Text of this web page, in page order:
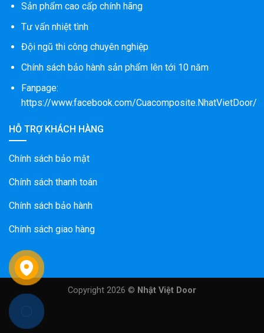
Sản phẩm cao cấp chính hãng
Tư vấn nhiệt tình
Đội ngũ thi công chuyên nghiệp
Chính sách bảo hành sản phẩm lên tới 10 năm
Fanpage:
https://www.facebook.com/Cuacomposite.NhatVietDoor/
HỖ TRỢ KHÁCH HÀNG
Chính sách bảo mật
Chính sách thanh toán
Chính sách bảo hành
Chính sách giao hàng
Copyright 2026 © Nhật Việt Door